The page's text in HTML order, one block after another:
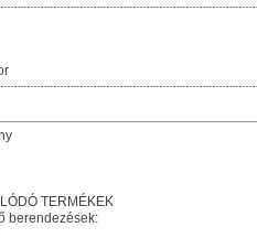
TERMÉKEK
berendezések: